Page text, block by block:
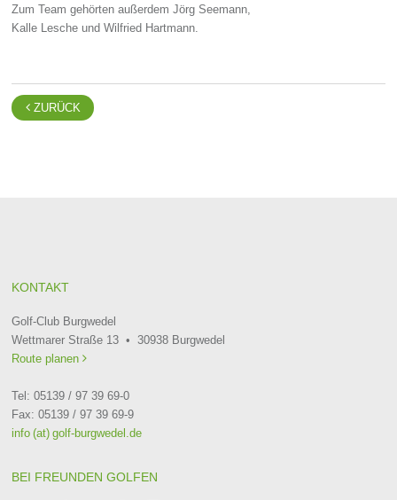
Zum Team gehörten außerdem Jörg Seemann,
Kalle Lesche und Wilfried Hartmann.
ZURÜCK
KONTAKT
Golf-Club Burgwedel
Wettmarer Straße 13 • 30938 Burgwedel
Route planen
Tel: 05139 / 97 39 69-0
Fax: 05139 / 97 39 69-9
info (at) golf-burgwedel.de
BEI FREUNDEN GOLFEN